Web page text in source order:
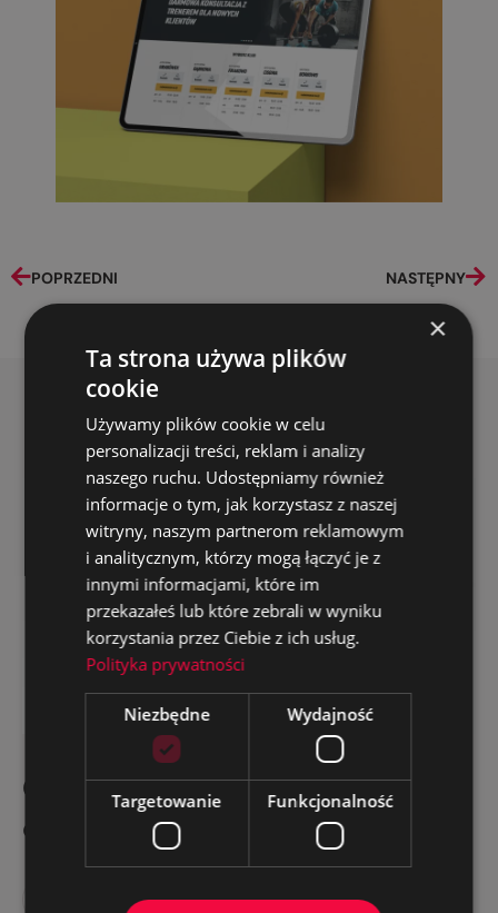
POPRZEDNI NASTĘPNY
Zobacz inne
Climagold – producent i dostawca
central wentylacyjnych
×
Ta strona używa plików
cookie
Używamy plików cookie w celu
personalizacji treści, reklam i analizy
naszego ruchu. Udostępniamy również
informacje o tym, jak korzystasz z naszej
witryny, naszym partnerom reklamowym
i analitycznym, którzy mogą łączyć je z
innymi informacjami, które im
przekazałeś lub które zebrali w wyniku
korzystania przez Ciebie z ich usług.
Polityka prywatności
Niezbędne Wydajność
Targetowanie Funkcjonalność